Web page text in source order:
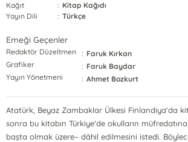
Kağıt
: Kitap Kağıdı
Yayın Dili
: Türkçe
Emeği Geçenler
Redaktör Düzeltmen : Faruk Kırkan
Grafiker
: Faruk Baydar
Yayın Yönetmeni
: Ahmet Bozkurt
Atatürk, Beyaz Zambaklar Ülkesi Finlandiya'da
sonra bu kitabın Türkiye'de okulların
başta olmak üzere– dâhil edilmesini istedi.